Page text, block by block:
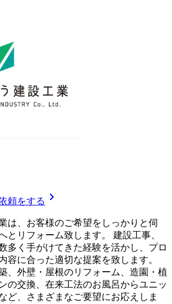
頼をする chevron_right
は、お客様のご希望をしっかりと伺
とリフォーム致します。 建設工事、
多く手がけてきた経験を活かし、プロ
容に合った適切な提案を致します。
、外壁・屋根のリフォーム、造園・植
の交換、在来工法のお風呂からユニッ
ど、さまざまなご要望にお応えしま